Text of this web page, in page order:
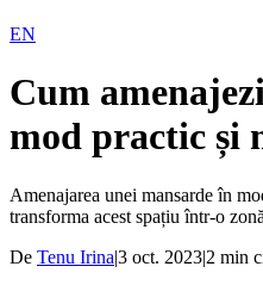
EN
Cum
mod practic și
Amenajarea unei mansarde în
transforma acest spațiu într-o
De Tenu Irina|3 oct. 2023|2 min